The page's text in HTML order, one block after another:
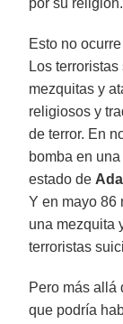
por su religión.
Esto no
Los
mezquitas y
religiosos y
de terror. En
bomba en
estado de
Y en mayo 86
una mezquita
terroristas
Pero más allá
que podría